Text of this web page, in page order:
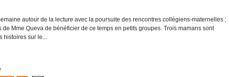
autour de la lecture avec la poursuite des rencontres collégiens-maternelles ;
de Mme Queva de bénéficier de ce temps en petits groupes. Trois mamans sont
histoires sur le...